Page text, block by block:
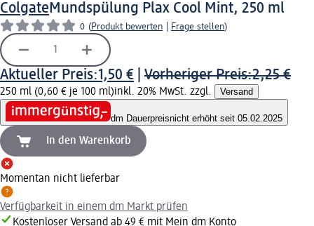
ColgateMundspülung Plax Cool Mint, 250 ml
0 (Produkt bewerten Frage stellen)
Aktueller Preis:1,50 € Vorheriger Preis:2,25 €
250 ml (0,60 € je 100 ml)inkl. 20% MwSt. zzgl. Versand
dm Dauerpreisnicht erhöht seit 05.02.2025
In den Warenkorb
Momentan nicht lieferbar
Verfügbarkeit in einem dm Markt prüfen
Kostenloser Versand ab 49 € mit Mein dm Konto